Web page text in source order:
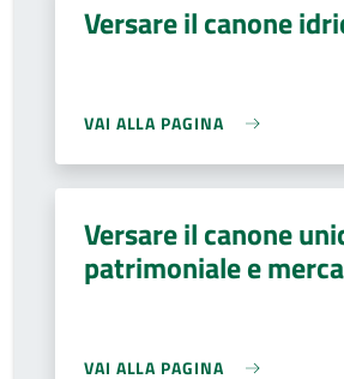
Versare il canone
VAI ALLA PAGINA
Versare il canone
patrimoniale e
VAI ALLA PAGINA